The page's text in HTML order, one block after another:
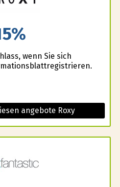
wenn Sie sich
angebote Roxy